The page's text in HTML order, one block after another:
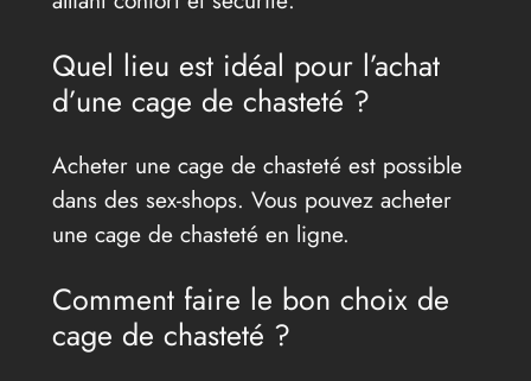
Quel lieu est idéal pour l’achat
d’une cage de chasteté ?
Acheter une cage de chasteté est possible
dans des sex-shops. Vous pouvez acheter
une cage de chasteté en ligne.
Comment faire le bon choix de
cage de chasteté ?